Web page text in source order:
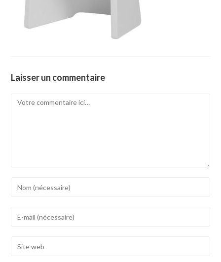
Laisser un commentaire
Comment
to
address